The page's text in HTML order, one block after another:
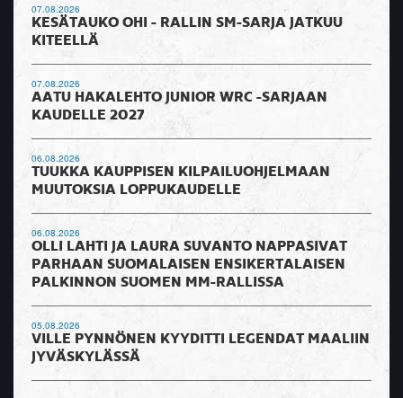
07.08.2026
KESÄTAUKO OHI - RALLIN SM-SARJA JATKUU
KITEELLÄ
07.08.2026
AATU HAKALEHTO JUNIOR WRC -SARJAAN
KAUDELLE 2027
06.08.2026
TUUKKA KAUPPISEN KILPAILUOHJELMAAN
MUUTOKSIA LOPPUKAUDELLE
06.08.2026
OLLI LAHTI JA LAURA SUVANTO NAPPASIVAT
PARHAAN SUOMALAISEN ENSIKERTALAISEN
PALKINNON SUOMEN MM-RALLISSA
05.08.2026
VILLE PYNNÖNEN KYYDITTI LEGENDAT MAALIIN
JYVÄSKYLÄSSÄ